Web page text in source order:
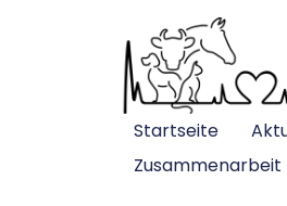
Startseite
Zusammenarbeit